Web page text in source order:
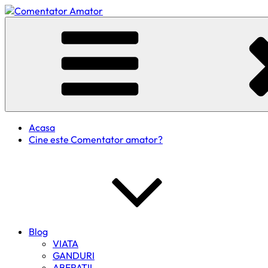
Skip
to
Comentator Amator
Acasa
Cine este Comentator amator?
Blog
VIATA
GANDURI